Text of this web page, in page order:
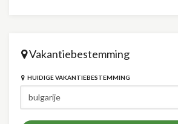
Vakantiebestemming
HUIDIGE VAKANTIEBESTEMMING